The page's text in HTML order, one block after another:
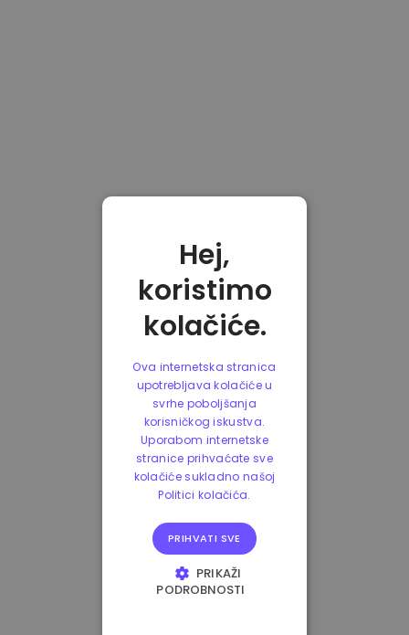
Hej,
koristimo
kolačiće.
Ova internetska stranica
upotrebljava kolačiće u
svrhe poboljšanja
korisničkog iskustva.
Uporabom internetske
stranice prihvaćate sve
kolačiće sukladno našoj
Politici kolačića.
PRIHVATI SVE
PRIKAŽI
PODROBNOSTI